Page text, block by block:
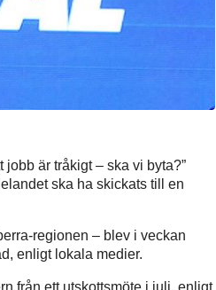
jobb är tråkigt – ska vi byta?”
ska ha skickats till en
regionen – blev i veckan
enligt lokala medier.